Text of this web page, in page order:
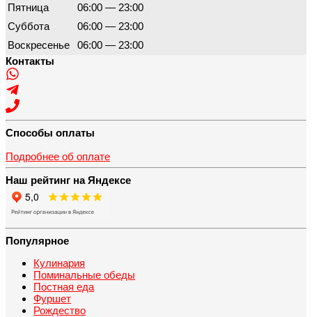
Пятница
06:00 — 23:00
Суббота
06:00 — 23:00
Воскресенье
06:00 — 23:00
Контакты
Способы оплаты
Подробнее об оплате
Наш рейтинг на Яндексе
Популярное
Кулинария
Поминальные обеды
Постная еда
Фуршет
Рождество